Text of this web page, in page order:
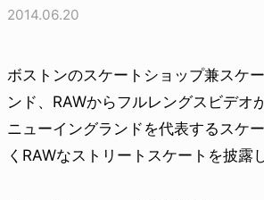
2014.06.20
ボストンのスケートショップ兼スケ
ンド、RAWからフルレングスビデオ
ニューイングランドを代表するスケ
くRAWなストリートスケートを披露